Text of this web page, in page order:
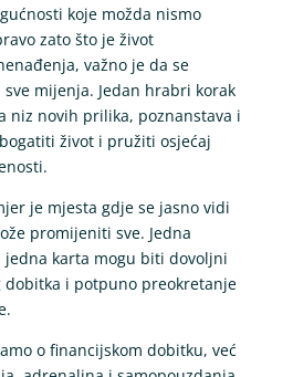
koje možda nismo
zato što je život
važno je da se
mijenja. Jedan hrabri korak
niz novih prilika, poznanstava i
život i pružiti osjećaj
je mjesta gdje se jasno vidi
promijeniti sve. Jedna
karta mogu biti dovoljni
dobitka i potpuno preokretanje
o financijskom dobitku, već